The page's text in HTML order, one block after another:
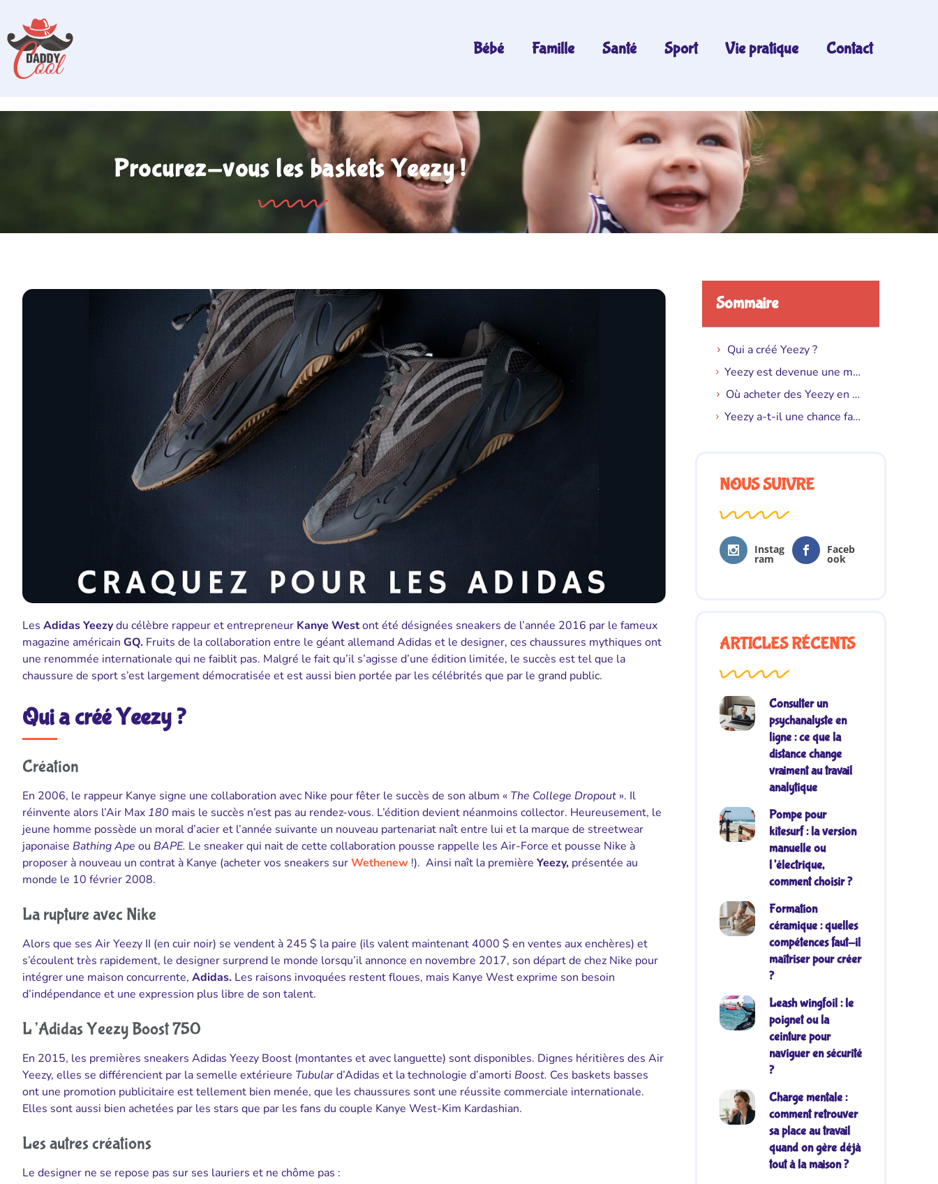
Bébé Famille Santé Sport Vie pratique Contact
Procurez-vous les baskets Yeezy !
Les Adidas Yeezydu célèbre rappeur et entrepreneur Kanye Westont été désignées sneakers de l’année 2016 par le fameux
magazine américain GQ. Fruits de la collaboration entre le géant allemand Adidas et le designer, ces chaussures mythiques ont
une renommée internationale qui ne faiblit pas. Malgré le fait qu’il s’agisse d’une édition limitée, le succès est tel que la
chaussure de sport s’est largement démocratisée et est aussi bien portée par les célébrités que par le grand public.
Qui a créé Yeezy ?
Création
En 2006, le rappeur Kanye signe une collaboration avec Nike pour fêter le succès de son album « The College Dropout ». Il
réinvente alors l’Air Max 180 mais le succès n’est pas au rendez-vous. L’édition devient néanmoins collector. Heureusement, le
jeune homme possède un moral d’acier et l’année suivante un nouveau partenariat naît entre lui et la marque de streetwear
japonaise Bathing Ape ou BAPE. Le sneaker qui nait de cette collaboration pousse rappelle les Air-Force et pousse Nike à
proposer à nouveau un contrat à Kanye (acheter vos sneakers surWethenew !). Ainsi naît la première Yeezy, présentée au
monde le 10 février 2008.
La rupture avec Nike
Alors que ses Air Yeezy II (en cuir noir) se vendent à 245 $ la paire (ils valent maintenant 4000 $ en ventes aux enchères) et
s’écoulent très rapidement, le designer surprend le monde lorsqu’il annonce en novembre 2017, son départ de chez Nike pour
intégrer une maison concurrente, Adidas. Les raisons invoquées restent floues, mais Kanye West exprime son besoin
d’indépendance et une expression plus libre de son talent.
L’Adidas Yeezy Boost 750
En 2015, les premières sneakers Adidas Yeezy Boost (montantes et avec languette) sont disponibles. Dignes héritières des Air
Yeezy, elles se différencient par la semelle extérieure Tubulard’Adidas et la technologie d’amorti Boost. Ces baskets basses
ont une promotion publicitaire est tellement bien menée, que les chaussures sont une réussite commerciale internationale.
Elles sont aussi bien achetées par les stars que par les fans du couple Kanye West-Kim Kardashian.
Les autres créations
Le designer ne se repose pas sur ses lauriers et ne chôme pas :
Sommaire
Qui a créé Yeezy ?
Yeezy est devenue une marque indépendante ?
Où acheter des Yeezy en France ?
Yeezy a-t-il une chance face à la concurrence ?
NOUS SUIVRE
Instag
ram
Faceb
ook
ARTICLES RÉCENTS
Consulter un
psychanalyste en
ligne : ce que la
distance change
vraiment au travail
analytique
Pompe pour
kitesurf : la version
manuelle ou
l’électrique,
comment choisir ?
Formation
céramique : quelles
compétences faut-il
maîtriser pour créer
?
Leash wingfoil : le
poignet ou la
ceinture pour
naviguer en sécurité
?
Charge mentale :
comment retrouver
sa place au travail
quand on gère déjà
tout à la maison ?